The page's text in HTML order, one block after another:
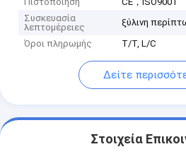
Συσκευασία
λεπτομέρειες
ξύλινη
Όροι πληρωμής
T/T, L/C
Δείτε
Στοιχεία